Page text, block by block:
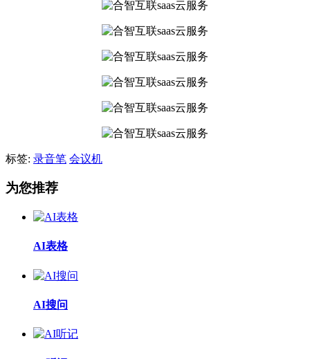
标签: 录音笔 会议机
为您推荐
AI表格
AI搜问